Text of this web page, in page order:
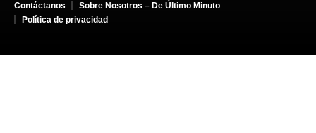
Contáctanos
Sobre Nosotros – De Último Minuto
Política de privacidad